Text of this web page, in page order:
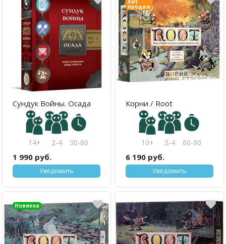
Сундук Войны. Осада
14+ 2-4 30-60
1 990 руб.
Уведомить
Хит
продаж
Корни / Root
10+ 2-4 60-90
6 190 руб.
Уведомить
Новинка